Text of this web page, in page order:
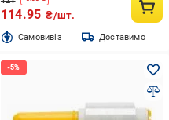
114.95 ₴/шт.
Cамовивіз Доставимо